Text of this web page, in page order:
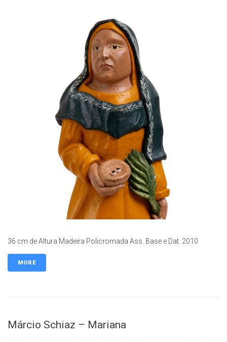
36 cm de Altura Madeira Policromada Ass. Base e Dat. 2010
MORE
Márcio Schiaz – Mariana